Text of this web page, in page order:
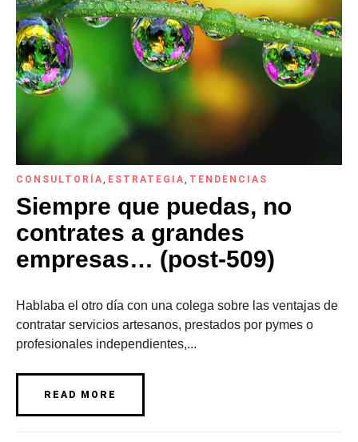
CONSULTORÍA ESTRATEGIA TENDENCIAS
Siempre que puedas, no
contrates a grandes
empresas… (post-509)
Hablaba el otro día con una colega sobre las ventajas de
contratar servicios artesanos, prestados por pymes o
profesionales independientes,...
READ MORE